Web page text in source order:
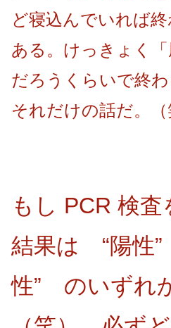
ど寝込んでいれば
ある。けっきょく
だろうくらいで終わ
それだけの話だ。（
もし PCR 検査
結果は “陽性
性” のいずれ